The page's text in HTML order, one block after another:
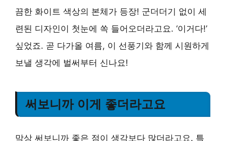
끔한 화이트 색상의 본체가 등장! 군더더기 없이 세
련된 디자인이 첫눈에 쏙 들어오더라고요. ‘이거다!’
싶었죠. 곧 다가올 여름, 이 선풍기와 함께 시원하게
보낼 생각에 벌써부터 신나요!
써보니까 이게 좋더라고요
막상 써보니까 좋은 점이 생각보다 많더라고요. 특